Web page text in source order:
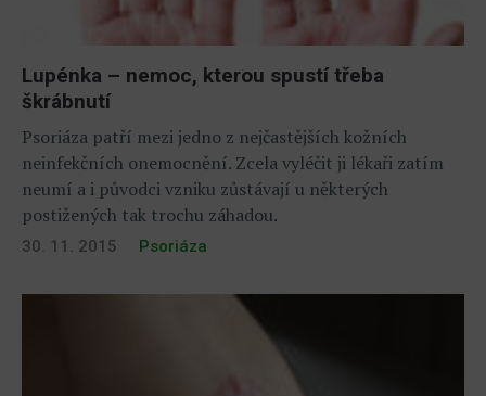
Lupénka – nemoc, kterou spustí třeba
škrábnutí
Psoriáza patří mezi jedno z nejčastějších kožních
neinfekčních onemocnění. Zcela vyléčit ji lékaři zatím
neumí a i původci vzniku zůstávají u některých
postižených tak trochu záhadou.
30. 11. 2015 Psoriáza